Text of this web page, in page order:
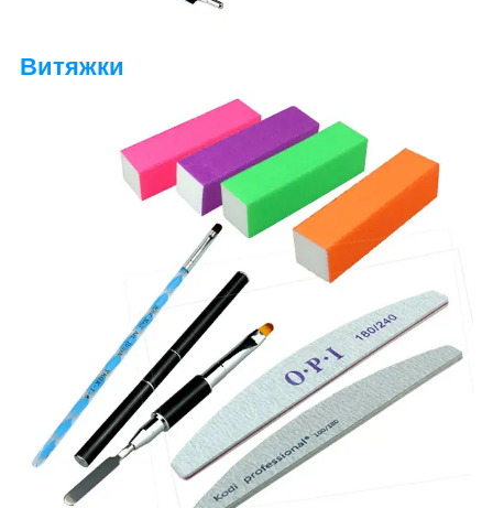
Витяжки